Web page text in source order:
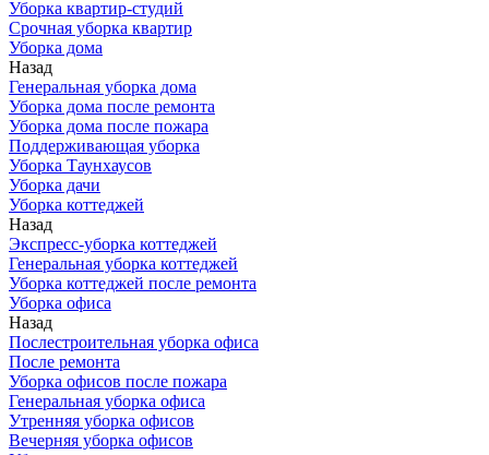
Уборка квартир-студий
Срочная уборка квартир
Уборка дома
Назад
Генеральная уборка дома
Уборка дома после ремонта
Уборка дома после пожара
Поддерживающая уборка
Уборка Таунхаусов
Уборка дачи
Уборка коттеджей
Назад
Экспресс-уборка коттеджей
Генеральная уборка коттеджей
Уборка коттеджей после ремонта
Уборка офиса
Назад
Послестроительная уборка офиса
После ремонта
Уборка офисов после пожара
Генеральная уборка офиса
Утренняя уборка офисов
Вечерняя уборка офисов